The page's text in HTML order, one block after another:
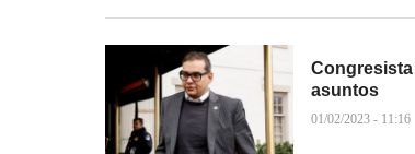
Congresista
asuntos
01/02/2023 - 11:16